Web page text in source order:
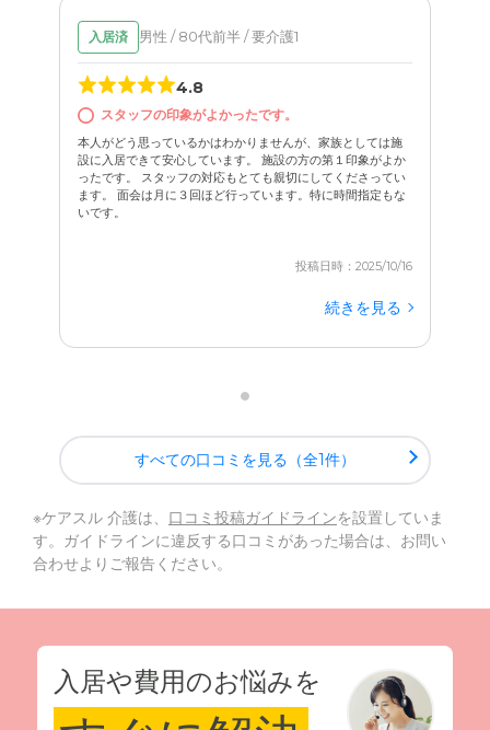
入居済 男性 / 80代前半 / 要介護1
4.8
スタッフの印象がよかったです。
本人がどう思っているかはわかりませんが、家族としては施
設に入居できて安心しています。 施設の方の第１印象がよか
ったです。 スタッフの対応もとても親切にしてくださってい
ます。 面会は月に３回ほど行っています。特に時間指定もな
いです。
投稿日時：2025/10/16
続きを見る
すべての口コミを見る（全1件）
※ケアスル 介護は、 口コミ投稿ガイドラインを設置していま
す。ガイドラインに違反する口コミがあった場合は、お問い
合わせよりご報告ください。
入居や費用のお悩みを